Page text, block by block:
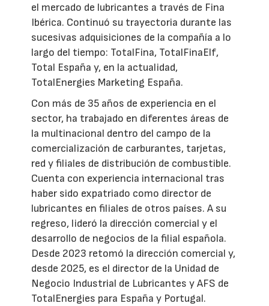
el mercado de lubricantes a través de Fina
Ibérica. Continuó su trayectoria durante las
sucesivas adquisiciones de la compañía a lo
largo del tiempo: TotalFina, TotalFinaElf,
Total España y, en la actualidad,
TotalEnergies Marketing España.
Con más de 35 años de experiencia en el
sector, ha trabajado en diferentes áreas de
la multinacional dentro del campo de la
comercialización de carburantes, tarjetas,
red y filiales de distribución de combustible.
Cuenta con experiencia internacional tras
haber sido expatriado como director de
lubricantes en filiales de otros países. A su
regreso, lideró la dirección comercial y el
desarrollo de negocios de la filial española.
Desde 2023 retomó la dirección comercial y,
desde 2025, es el director de la Unidad de
Negocio Industrial de Lubricantes y AFS de
TotalEnergies para España y Portugal.